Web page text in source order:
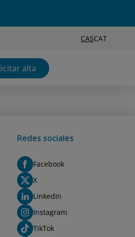
CASCAT
alta
Redes sociales
Facebook
X
LinkedIn
Instagram
TikTok